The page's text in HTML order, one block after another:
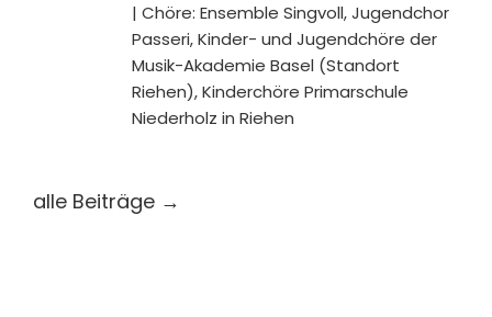
| Chöre: Ensemble Singvoll, Jugendchor
Passeri, Kinder- und Jugendchöre der
Musik-Akademie Basel (Standort
Riehen), Kinderchöre Primarschule
Niederholz in Riehen
alle Beiträge →